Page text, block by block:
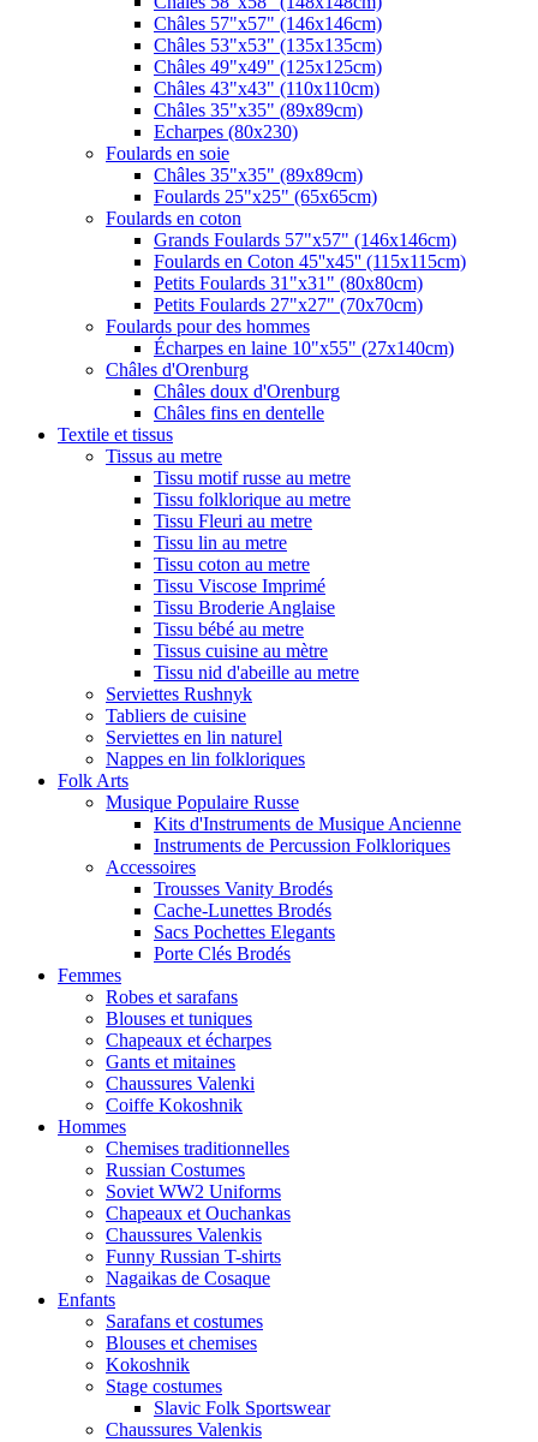
Châles 57"x57" (146x146cm)
Châles 53"x53" (135x135cm)
Châles 49"x49" (125x125cm)
Châles 43"x43" (110x110cm)
Châles 35"x35" (89x89cm)
Echarpes (80х230)
Foulards en soie
Châles 35"x35" (89x89cm)
Foulards 25"x25" (65x65cm)
Foulards en coton
Grands Foulards 57"x57" (146x146cm)
Foulards en Coton 45''x45'' (115x115cm)
Petits Foulards 31"x31" (80x80cm)
Petits Foulards 27"x27" (70x70cm)
Foulards pour des hommes
Écharpes en laine 10"x55" (27x140cm)
Châles d'Orenburg
Châles doux d'Orenburg
Châles fins en dentelle
Textile et tissus
Tissus au metre
Tissu motif russe au metre
Tissu folklorique au metre
Tissu Fleuri au metre
Tissu lin au metre
Tissu coton au metre
Tissu Viscose Imprimé
Tissu Broderie Anglaise
Tissu bébé au metre
Tissus cuisine au mètre
Tissu nid d'abeille au metre
Serviettes Rushnyk
Tabliers de cuisine
Serviettes en lin naturel
Nappes en lin folkloriques
Folk Arts
Musique Populaire Russe
Kits d'Instruments de Musique Ancienne
Instruments de Percussion Folkloriques
Accessoires
Trousses Vanity Brodés
Cache-Lunettes Brodés
Sacs Pochettes Elegants
Porte Clés Brodés
Femmes
Robes et sarafans
Blouses et tuniques
Chapeaux et écharpes
Gants et mitaines
Chaussures Valenki
Coiffe Kokoshnik
Hommes
Chemises traditionnelles
Russian Costumes
Soviet WW2 Uniforms
Chapeaux et Ouchankas
Chaussures Valenkis
Funny Russian T-shirts
Nagaikas de Cosaque
Enfants
Sarafans et costumes
Blouses et chemises
Kokoshnik
Stage costumes
Slavic Folk Sportswear
Chaussures Valenkis